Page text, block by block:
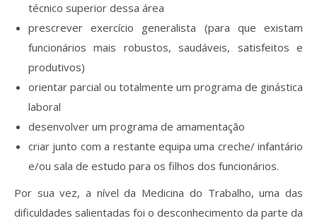
técnico superior dessa área
prescrever exercício generalista (para que existam
funcionários mais robustos, saudáveis, satisfeitos e
produtivos)
orientar parcial ou totalmente um programa de ginástica
laboral
desenvolver um programa de amamentação
criar junto com a restante equipa uma creche/ infantário
e/ou sala de estudo para os filhos dos funcionários.
Por sua vez, a nível da Medicina do Trabalho, uma das
dificuldades salientadas foi o desconhecimento da parte da